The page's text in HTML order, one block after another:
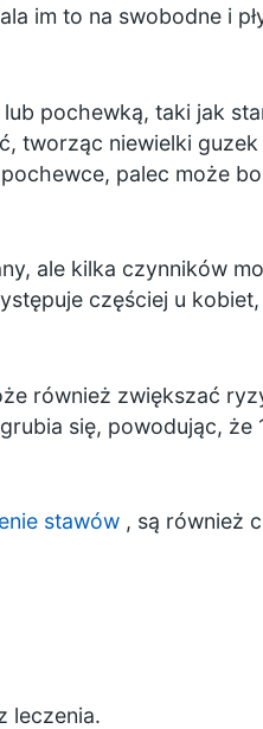
im to na swobodne i
pochewką, taki jak
tworząc niewielki
palec może
ale kilka czynników
częściej u
również zwiększać
się, powodując,
stawów, są również
leczenia.